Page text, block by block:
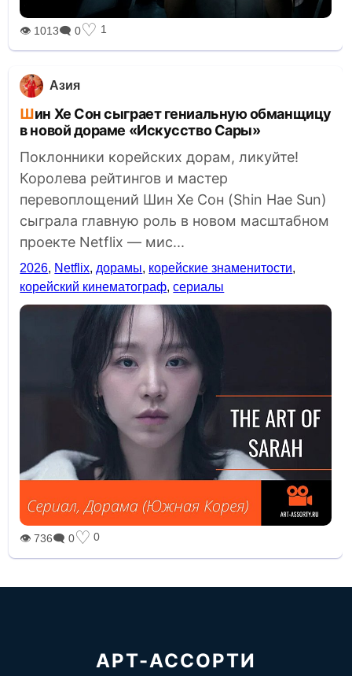
👁 1013🗨 0♡ 1
Азия
Шин Хе Сон сыграет гениальную обманщицу
в новой дораме «Искусство Сары»
Поклонники корейских дорам, ликуйте!
Королева рейтингов и мастер
перевоплощений Шин Хе Сон (Shin Hae Sun)
сыграла главную роль в новом масштабном
проекте Netflix — мис...
2026, Netflix, дорамы, корейские знаменитости,
корейский кинематограф,сериалы
👁 736🗨 0♡ 0
АРТ-АССОРТИ